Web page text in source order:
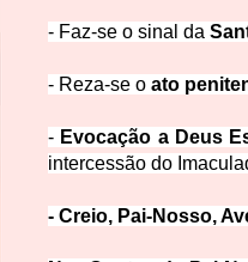
- Faz-se o sinal da
- Reza-se o ato
- Evocação a Deus
intercessão do
- Creio, Pai-Nosso, A